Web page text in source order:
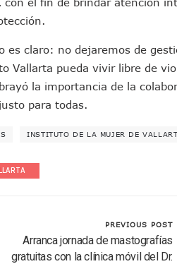
Videos De Presunto
Playa Las Cocinas:
Dr. Álvarez Zayas Dirige
Por Desaparición Forzada,
“El Mayo” Zambada Es
Joven Esgrimista De
Llegan Camiones “oruga”
es claro: no dejaremos de
Vallarta pueda vivir libre de
la importancia de la
para todas.
INSTITUTO DE LA MUJER DE
PREVIOUS POST
Arranca jornada de mastografías
gratuitas con la clínica móvil del Dr.